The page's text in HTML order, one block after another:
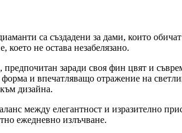
са създадени за дами, които
не остава незабелязано.
предпочитан заради своя фин цвят и
и впечатляващо отражение на
дизайна.
между елегантност и изразително
ежедневно излъчване.